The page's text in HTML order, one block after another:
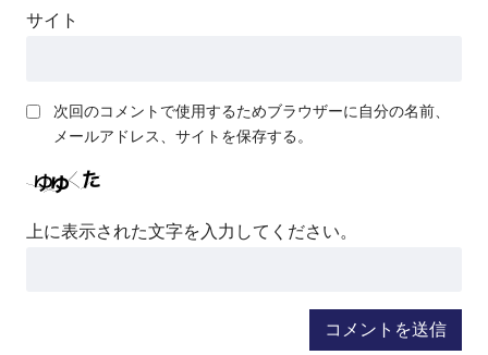
サイト
次回のコメントで使用するためブラウザーに自分の名前、
メールアドレス、サイトを保存する。
上に表示された文字を入力してください。